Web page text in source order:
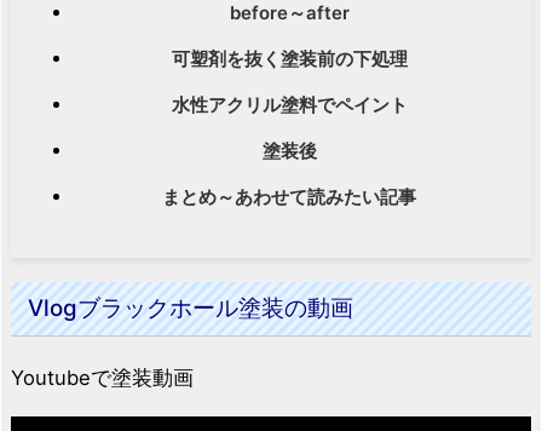
before～after
可塑剤を抜く塗装前の下処理
水性アクリル塗料でペイント
塗装後
まとめ～あわせて読みたい記事
Vlogブラックホール塗装の動画
Youtubeで塗装動画